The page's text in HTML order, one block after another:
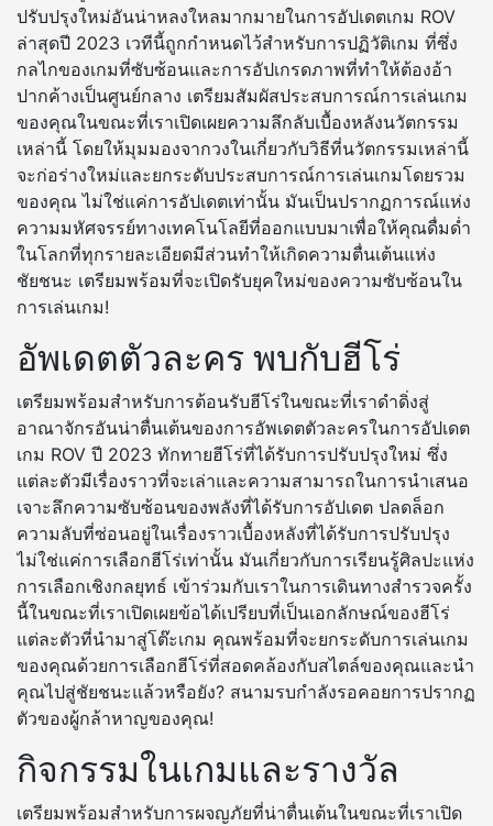
ปรับปรุงใหม่อันน่าหลงใหลมากมายในการอัปเดตเกม ROV
ล่าสุดปี 2023 เวทีนี้ถูกกำหนดไว้สำหรับการปฏิวัติเกม ที่ซึ่ง
กลไกของเกมที่ซับซ้อนและการอัปเกรดภาพที่ทำให้ต้องอ้า
ปากค้างเป็นศูนย์กลาง เตรียมสัมผัสประสบการณ์การเล่นเกม
ของคุณในขณะที่เราเปิดเผยความลึกลับเบื้องหลังนวัตกรรม
เหล่านี้ โดยให้มุมมองจากวงในเกี่ยวกับวิธีที่นวัตกรรมเหล่านี้
จะก่อร่างใหม่และยกระดับประสบการณ์การเล่นเกมโดยรวม
ของคุณ ไม่ใช่แค่การอัปเดตเท่านั้น มันเป็นปรากฏการณ์แห่ง
ความมหัศจรรย์ทางเทคโนโลยีที่ออกแบบมาเพื่อให้คุณดื่มด่ำ
ในโลกที่ทุกรายละเอียดมีส่วนทำให้เกิดความตื่นเต้นแห่ง
ชัยชนะ เตรียมพร้อมที่จะเปิดรับยุคใหม่ของความซับซ้อนใน
การเล่นเกม!
อัพเดตตัวละคร พบกับฮีโร่
เตรียมพร้อมสำหรับการต้อนรับฮีโร่ในขณะที่เราดำดิ่งสู่
อาณาจักรอันน่าตื่นเต้นของการอัพเดตตัวละครในการอัปเดต
เกม ROV ปี 2023 ทักทายฮีโร่ที่ได้รับการปรับปรุงใหม่ ซึ่ง
แต่ละตัวมีเรื่องราวที่จะเล่าและความสามารถในการนำเสนอ
เจาะลึกความซับซ้อนของพลังที่ได้รับการอัปเดต ปลดล็อก
ความลับที่ซ่อนอยู่ในเรื่องราวเบื้องหลังที่ได้รับการปรับปรุง
ไม่ใช่แค่การเลือกฮีโร่เท่านั้น มันเกี่ยวกับการเรียนรู้ศิลปะแห่ง
การเลือกเชิงกลยุทธ์ เข้าร่วมกับเราในการเดินทางสำรวจครั้ง
นี้ในขณะที่เราเปิดเผยข้อได้เปรียบที่เป็นเอกลักษณ์ของฮีโร่
แต่ละตัวที่นำมาสู่โต๊ะเกม คุณพร้อมที่จะยกระดับการเล่นเกม
ของคุณด้วยการเลือกฮีโร่ที่สอดคล้องกับสไตล์ของคุณและนำ
คุณไปสู่ชัยชนะแล้วหรือยัง? สนามรบกำลังรอคอยการปรากฏ
ตัวของผู้กล้าหาญของคุณ!
กิจกรรมในเกมและรางวัล
เตรียมพร้อมสำหรับการผจญภัยที่น่าตื่นเต้นในขณะที่เราเปิด